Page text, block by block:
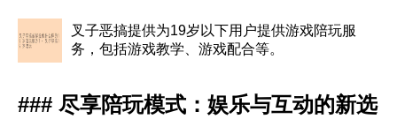
叉子恶搞提供为19岁以下用户提供游戏陪玩服
务，包括游戏教学、游戏配合等。
### 尽享陪玩模式：娱乐与互动的新选